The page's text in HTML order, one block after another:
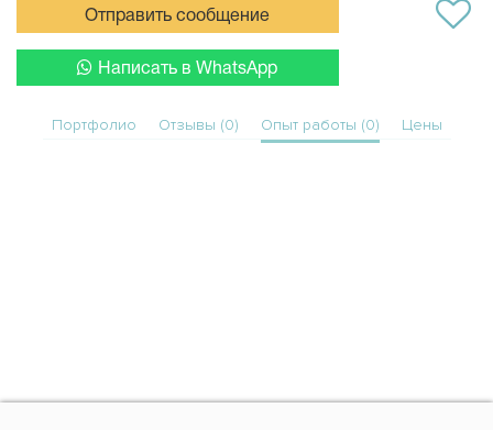
Отправить сообщение
Написать в WhatsApp
Портфолио Отзывы (0) Опыт работы (0) Цены